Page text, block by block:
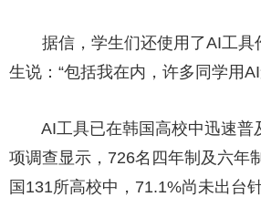
据信，学生们还使用了AI工具作
生说：“包括我在内，许多同学用
AI工具已在韩国高校中迅速普
项调查显示，726名四年制及六年
国131所高校中，71.1%尚未出台